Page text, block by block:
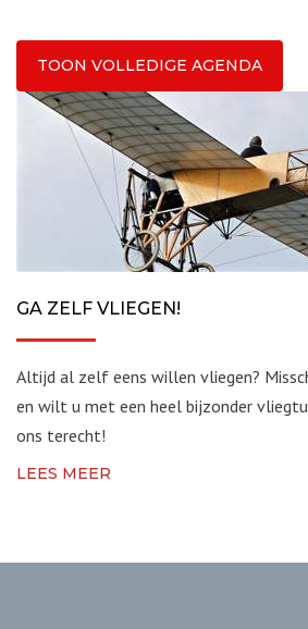
TOON VOLLEDIGE AGENDA
GA ZELF VLIEGEN!
Altijd al zelf eens willen vliegen?
en wilt u met een heel bijzonder
ons terecht!
LEES MEER